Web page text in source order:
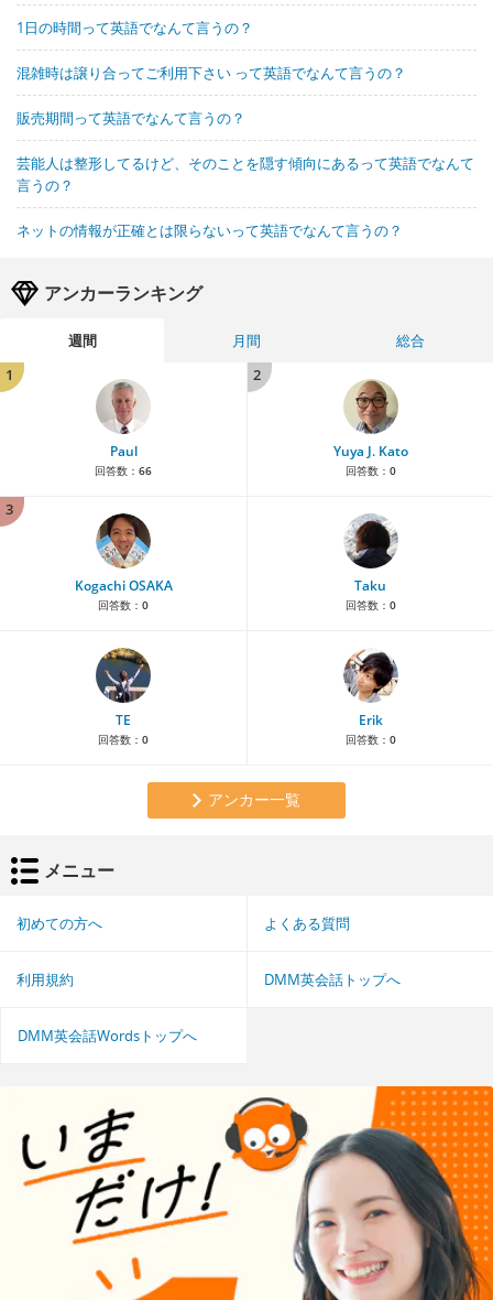
1日の時間って英語でなんて言うの？
混雑時は譲り合ってご利用下さい って英語でなんて言うの？
販売期間って英語でなんて言うの？
芸能人は整形してるけど、そのことを隠す傾向にあるって英語でなんて
言うの？
ネットの情報が正確とは限らないって英語でなんて言うの？
アンカーランキング
週間 月間
総合
1
Paul
回答数： 66
2
Yuya J. Kato
回答数： 0
3
Kogachi OSAKA
回答数： 0
Taku
回答数： 0
TE
回答数： 0
Erik
回答数： 0
アンカー一覧
メニュー
初めての方へ よくある質問
利用規約 DMM英会話トップへ
DMM英会話Wordsトップへ